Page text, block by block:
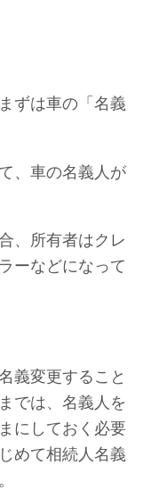
ずは車の「名義
、車の名義人が
、所有者はクレ
ーなどになって
義変更すること
では、名義人を
にしておく必要
めて相続人名義